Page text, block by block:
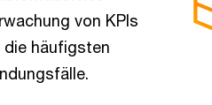
von KPIs
die häufigsten